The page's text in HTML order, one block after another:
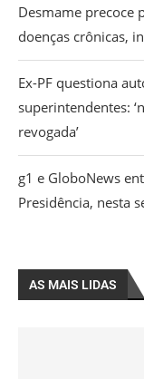
Desmame precoce
doenças crônicas,
Ex-PF questiona
superintendentes:
revogada’
g1 e GloboNews
Presidência, nesta
AS MAIS LIDAS